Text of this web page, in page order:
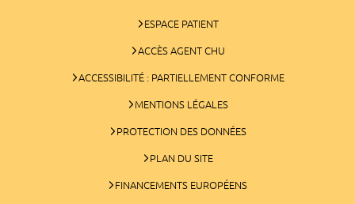
ESPACE PATIENT
ACCÈS AGENT CHU
ACCESSIBILITÉ : PARTIELLEMENT CONFORME
MENTIONS LÉGALES
PROTECTION DES DONNÉES
PLAN DU SITE
FINANCEMENTS EUROPÉENS